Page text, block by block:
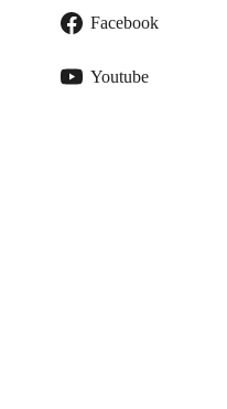
Facebook
Youtube